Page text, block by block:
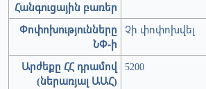
Հանգուցային բառեր
Փոփոխությունները
ՆՓ-ի
Չի փոփոխվել
Արժեքը ՀՀ դրամով
(ներառյալ ԱԱՀ)
5200